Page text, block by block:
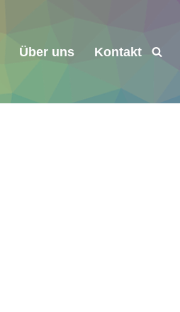
Über uns Kontakt